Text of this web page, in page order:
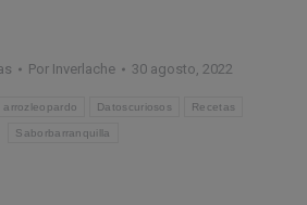
Por Inverlache 30 agosto, 2022
arrozleopardo Datoscuriosos Recetas
Saborbarranquilla